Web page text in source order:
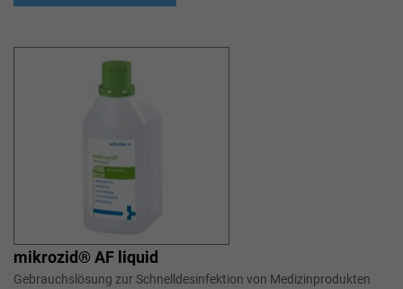
mikrozid® AF liquid
Gebrauchslösung zur Schnelldesinfektion von Medizinprodukten